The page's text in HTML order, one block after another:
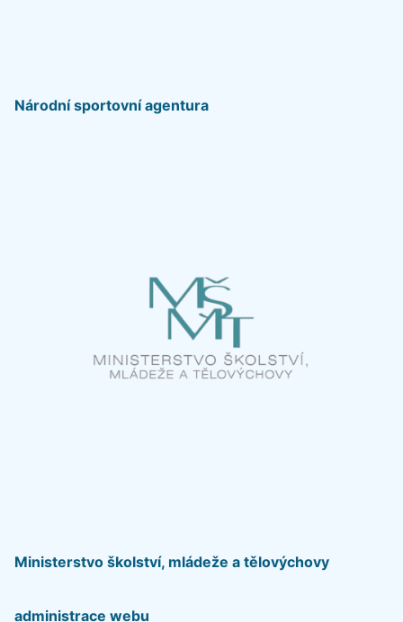
Národní sportovní agentura
Ministerstvo školství, mládeže a tělovýchovy
administrace webu